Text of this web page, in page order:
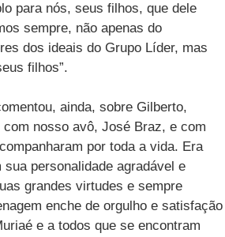
para nós, seus filhos, que dele
sempre, não apenas do
dos ideais do Grupo Líder, mas
filhos”.
ainda, sobre Gilberto,
nosso avô, José Braz, e com
por toda a vida. Era
personalidade agradável e
grandes virtudes e sempre
enche de orgulho e satisfação
e a todos que se encontram